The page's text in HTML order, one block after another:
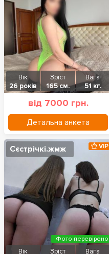
Вік
26 років
Зріст
165 см.
Вага
51 кг.
від 7000 грн.
Детальна анкета
Сєстрічкі.жмж
Вік
Зріст
Вага
VIP
Фото перевірено